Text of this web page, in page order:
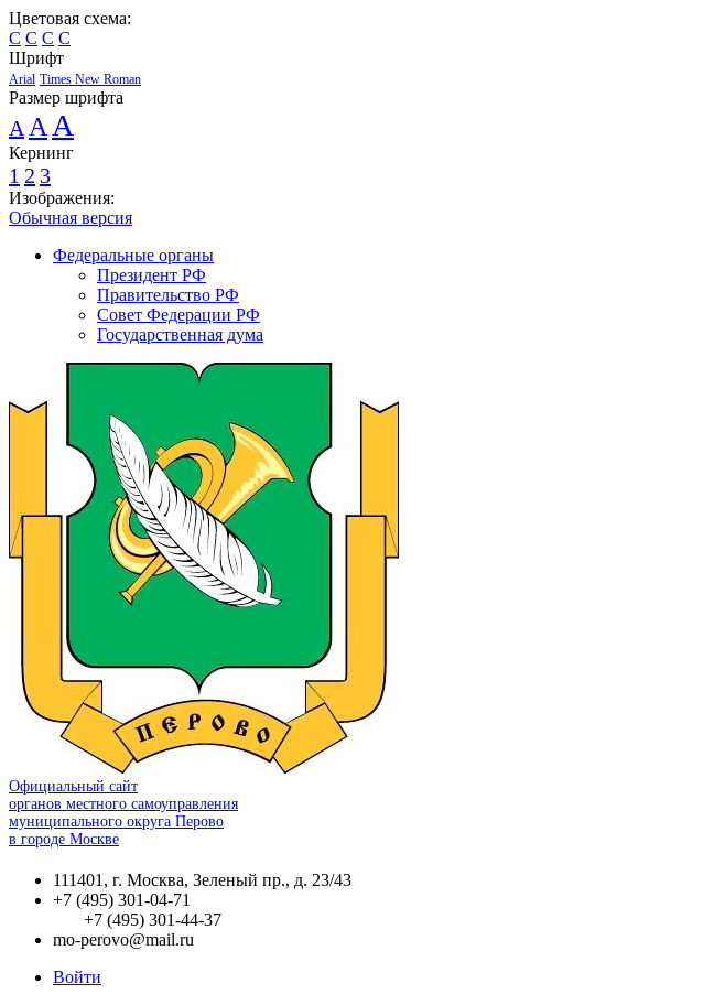
Цветовая схема:
C C C C
Шрифт
Arial Times New Roman
Размер шрифта
A A A
Кернинг
1 2 3
Изображения:
Обычная версия
Федеральные органы
Президент РФ
Правительство РФ
Совет Федерации РФ
Государственная дума
Официальный сайт
органов местного самоуправления
муниципального округа Перово
в городе Москве
111401, г. Москва, Зеленый пр., д. 23/43
+7 (495) 301-04-71
+7 (495) 301-44-37
mo-perovo@mail.ru
Войти